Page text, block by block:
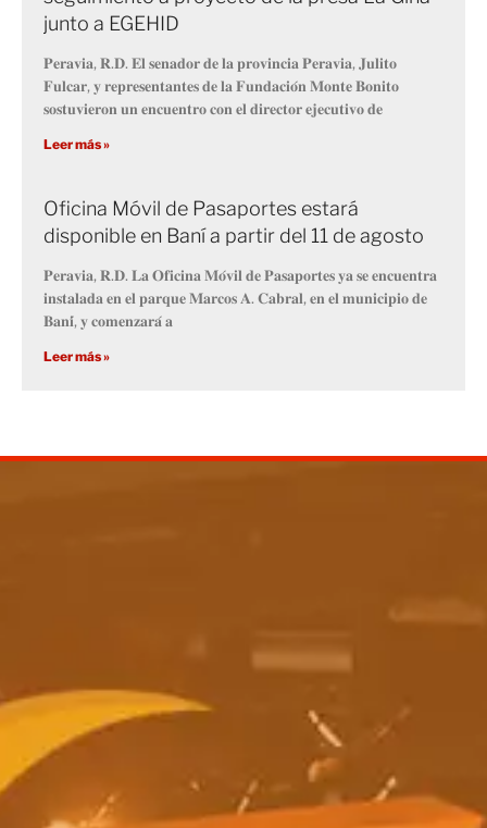
junto a EGEHID
𝐏𝐞𝐫𝐚𝐯𝐢𝐚, 𝐑.𝐃. 𝐄𝐥 𝐬𝐞𝐧𝐚𝐝𝐨𝐫 𝐝𝐞 𝐥𝐚 𝐩𝐫𝐨𝐯𝐢𝐧𝐜𝐢𝐚 𝐏𝐞𝐫𝐚𝐯𝐢𝐚, 𝐉𝐮𝐥𝐢𝐭𝐨
𝐅𝐮𝐥𝐜𝐚𝐫, 𝐲 𝐫𝐞𝐩𝐫𝐞𝐬𝐞𝐧𝐭𝐚𝐧𝐭𝐞𝐬 𝐝𝐞 𝐥𝐚 𝐅𝐮𝐧𝐝𝐚𝐜𝐢𝐨́𝐧 𝐌𝐨𝐧𝐭𝐞 𝐁𝐨𝐧𝐢𝐭𝐨
𝐬𝐨𝐬𝐭𝐮𝐯𝐢𝐞𝐫𝐨𝐧 𝐮𝐧 𝐞𝐧𝐜𝐮𝐞𝐧𝐭𝐫𝐨 𝐜𝐨𝐧 𝐞𝐥 𝐝𝐢𝐫𝐞𝐜𝐭𝐨𝐫 𝐞𝐣𝐞𝐜𝐮𝐭𝐢𝐯𝐨 𝐝𝐞
Leer más »
Oficina Móvil de Pasaportes estará
disponible en Baní a partir del 11 de agosto
𝐏𝐞𝐫𝐚𝐯𝐢𝐚, 𝐑.𝐃. 𝐋𝐚 𝐎𝐟𝐢𝐜𝐢𝐧𝐚 𝐌𝐨́𝐯𝐢𝐥 𝐝𝐞 𝐏𝐚𝐬𝐚𝐩𝐨𝐫𝐭𝐞𝐬 𝐲𝐚 𝐬𝐞 𝐞𝐧𝐜𝐮𝐞𝐧𝐭𝐫𝐚
𝐢𝐧𝐬𝐭𝐚𝐥𝐚𝐝𝐚 𝐞𝐧 𝐞𝐥 𝐩𝐚𝐫𝐪𝐮𝐞 𝐌𝐚𝐫𝐜𝐨𝐬 𝐀. 𝐂𝐚𝐛𝐫𝐚𝐥, 𝐞𝐧 𝐞𝐥 𝐦𝐮𝐧𝐢𝐜𝐢𝐩𝐢𝐨 𝐝𝐞
𝐁𝐚𝐧𝐢́, 𝐲 𝐜𝐨𝐦𝐞𝐧𝐳𝐚𝐫𝐚́ 𝐚
Leer más »